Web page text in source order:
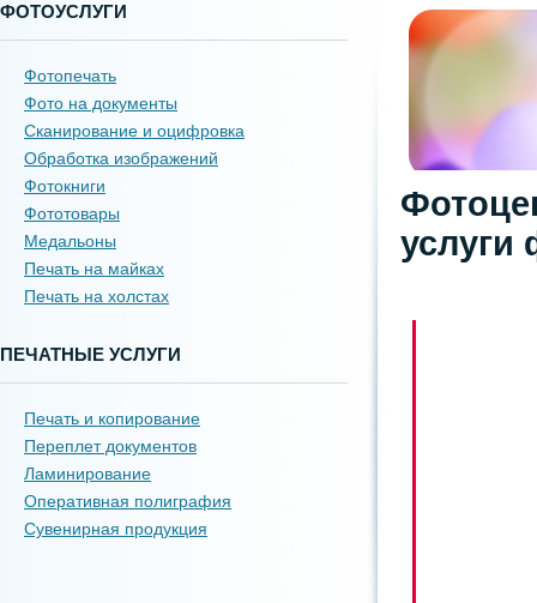
ФОТОУСЛУГИ
Фотопечать
Фото на документы
Сканирование и оцифровка
Обработка изображений
Фотокниги
Фототовары
Медальоны
Печать на майках
Печать на холстах
ПЕЧАТНЫЕ УСЛУГИ
Печать и копирование
Переплет документов
Ламинирование
Оперативная полиграфия
Сувенирная продукция
услуги